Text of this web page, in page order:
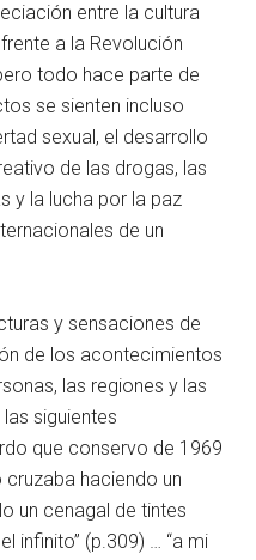
entre la cultura
a la Revolución
todo hace parte de
se sienten incluso
sexual, el desarrollo
de las drogas, las
y la lucha por la paz
de un
y sensaciones de
de los acontecimientos
las regiones y las
siguientes
que conservo de 1969
haciendo un
un cenagal de tintes
infinito” (p.309) … “a mi